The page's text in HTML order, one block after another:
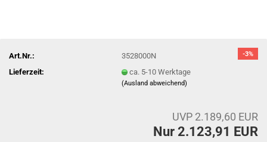
-3%
Art.Nr.:
3528000N
Lieferzeit:
ca. 5-10 Werktage
(Ausland abweichend)
UVP 2.189,60 EUR
Nur 2.123,91 EUR